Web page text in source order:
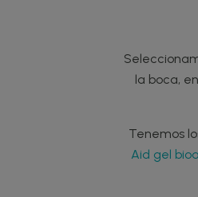
la boca,
Tenemos
Aid gel